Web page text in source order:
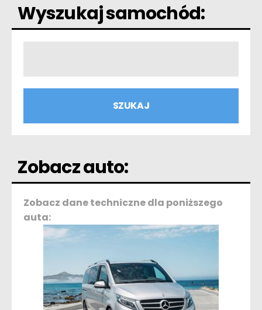
Wyszukaj samochód:
Zobacz auto:
Zobacz dane techniczne dla poniższego
auta: